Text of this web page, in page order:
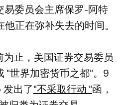
易委员会主席保罗-阿特
正在弥补失去的时间。
止，美国证券交易委员
"世界加密货币之都"。9
出了"不采取行动 "函，